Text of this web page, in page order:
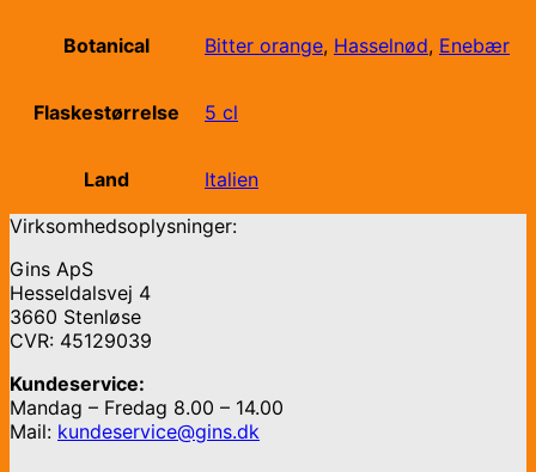
Botanical Bitter orange, Hasselnød, Enebær
Flaskestørrelse 5 cl
Land
Italien
Virksomhedsoplysninger:
Gins ApS
Hesseldalsvej 4
3660 Stenløse
CVR: 45129039
Kundeservice:
Mandag – Fredag 8.00 – 14.00
Mail: kundeservice@gins.dk